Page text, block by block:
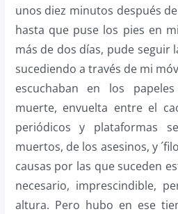
unos diez minutos después
hasta que puse los pies en
más de dos días, pude seguir
sucediendo a través de mi
escuchaban en los
muerte, envuelta entre el
periódicos y plataformas
muertos, de los asesinos, y
causas por las que suceden
necesario, imprescindible,
altura. Pero hubo en ese